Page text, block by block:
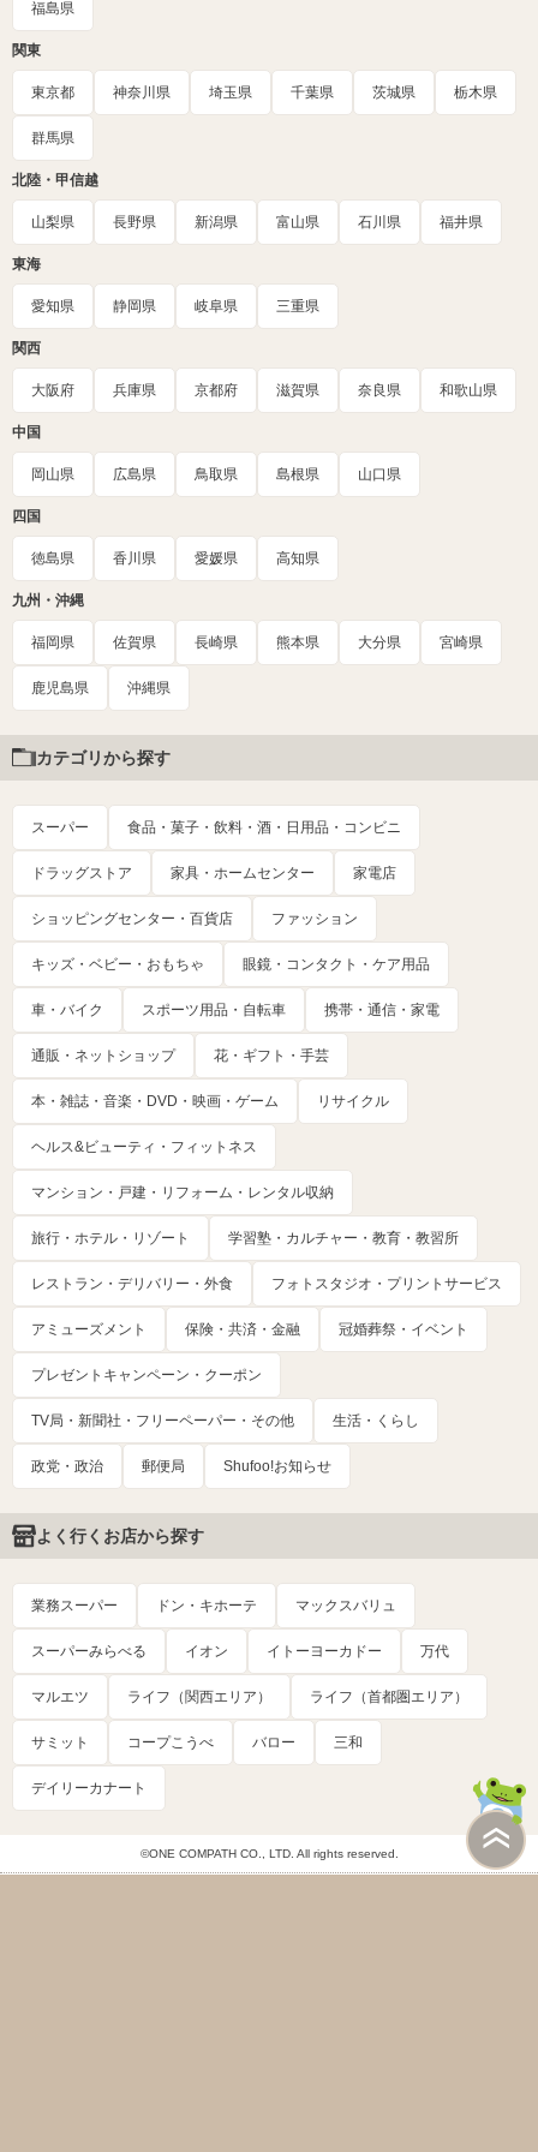
福島県
関東
東京都 神奈川県 埼玉県 千葉県 茨城県 栃木県
群馬県
北陸・甲信越
山梨県 長野県 新潟県 富山県 石川県 福井県
東海
愛知県 静岡県 岐阜県 三重県
関西
大阪府 兵庫県 京都府 滋賀県 奈良県 和歌山県
中国
岡山県 広島県 鳥取県 島根県 山口県
四国
徳島県 香川県 愛媛県 高知県
九州・沖縄
福岡県 佐賀県 長崎県 熊本県 大分県 宮崎県
鹿児島県 沖縄県
カテゴリから探す
スーパー 食品・菓子・飲料・酒・日用品・コンビニ
ドラッグストア 家具・ホームセンター 家電店
ショッピングセンター・百貨店 ファッション
キッズ・ベビー・おもちゃ 眼鏡・コンタクト・ケア用品
車・バイク スポーツ用品・自転車 携帯・通信・家電
通販・ネットショップ 花・ギフト・手芸
本・雑誌・音楽・DVD・映画・ゲーム リサイクル
ヘルス&ビューティ・フィットネス
マンション・戸建・リフォーム・レンタル収納
旅行・ホテル・リゾート 学習塾・カルチャー・教育・教習所
レストラン・デリバリー・外食 フォトスタジオ・プリントサービス
アミューズメント 保険・共済・金融 冠婚葬祭・イベント
プレゼントキャンペーン・クーポン
TV局・新聞社・フリーペーパー・その他 生活・くらし
政党・政治 郵便局 Shufoo!お知らせ
よく行くお店から探す
業務スーパー ドン・キホーテ マックスバリュ
スーパーみらべる イオン イトーヨーカドー 万代
マルエツ ライフ（関西エリア） ライフ（首都圏エリア）
サミット コープこうべ バロー 三和
デイリーカナート
©ONE COMPATH CO., LTD. All rights reserved.